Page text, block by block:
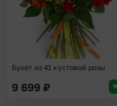
Букет из 41 кустовой розы
9 699 ₽